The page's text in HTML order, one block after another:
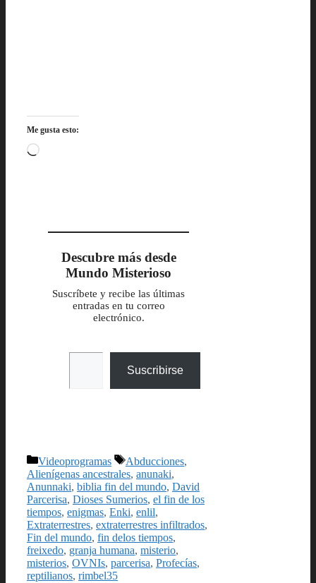
Me gusta esto:
Cargando...
Descubre más desde
Mundo Misterioso
Suscríbete y recibe las últimas
entradas en tu correo
electrónico.
Escribe tu correo electrónico…
Suscribirse
Categorías
Videoprogramas Etiquetas
Abducciones,
Alienígenas ancestrales, anunaki,
Anunnaki, biblia fin del mundo, David
Parcerisa, Dioses Sumerios, el fin de los
tiempos, enigmas, Enki, enlil,
Extraterrestres, extraterrestres infiltrados,
Fin del mundo, fin delos tiempos,
freixedo, granja humana, misterio,
misterios, OVNIs, parcerisa, Profecías,
reptilianos, rimbel35